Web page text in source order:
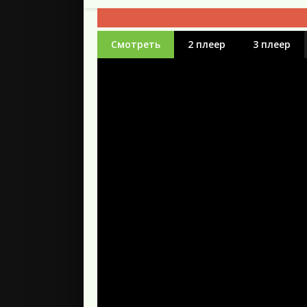
Смотреть 2 плеер 3 плеер